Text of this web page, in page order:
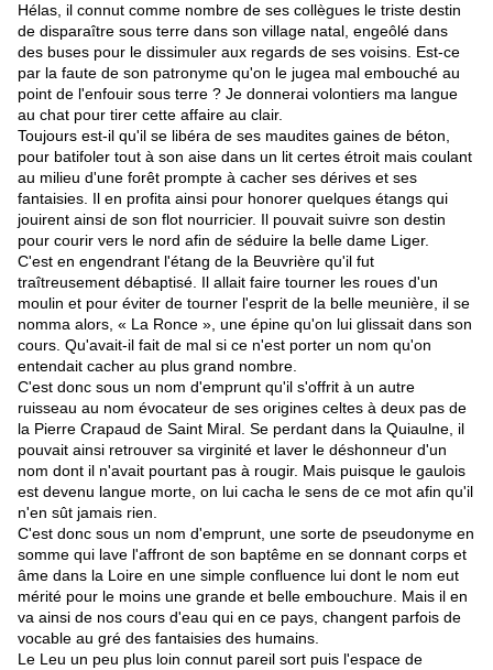
Hélas, il connut comme nombre de ses collègues le triste destin
de disparaître sous terre dans son village natal, engeôlé dans
des buses pour le dissimuler aux regards de ses voisins. Est-ce
par la faute de son patronyme qu'on le jugea mal embouché au
point de l'enfouir sous terre ? Je donnerai volontiers ma langue
au chat pour tirer cette affaire au clair.
Toujours est-il qu'il se libéra de ses maudites gaines de béton,
pour batifoler tout à son aise dans un lit certes étroit mais coulant
au milieu d'une forêt prompte à cacher ses dérives et ses
fantaisies. Il en profita ainsi pour honorer quelques étangs qui
jouirent ainsi de son flot nourricier. Il pouvait suivre son destin
pour courir vers le nord afin de séduire la belle dame Liger.
C'est en engendrant l'étang de la Beuvrière qu'il fut
traîtreusement débaptisé. Il allait faire tourner les roues d'un
moulin et pour éviter de tourner l'esprit de la belle meunière, il se
nomma alors, « La Ronce », une épine qu'on lui glissait dans son
cours. Qu'avait-il fait de mal si ce n'est porter un nom qu'on
entendait cacher au plus grand nombre.
C'est donc sous un nom d'emprunt qu'il s'offrit à un autre
ruisseau au nom évocateur de ses origines celtes à deux pas de
la Pierre Crapaud de Saint Miral. Se perdant dans la Quiaulne, il
pouvait ainsi retrouver sa virginité et laver le déshonneur d'un
nom dont il n'avait pourtant pas à rougir. Mais puisque le gaulois
est devenu langue morte, on lui cacha le sens de ce mot afin qu'il
n'en sût jamais rien.
C'est donc sous un nom d'emprunt, une sorte de pseudonyme en
somme qui lave l'affront de son baptême en se donnant corps et
âme dans la Loire en une simple confluence lui dont le nom eut
mérité pour le moins une grande et belle embouchure. Mais il en
va ainsi de nos cours d'eau qui en ce pays, changent parfois de
vocable au gré des fantaisies des humains.
Le Leu un peu plus loin connut pareil sort puis l'espace de